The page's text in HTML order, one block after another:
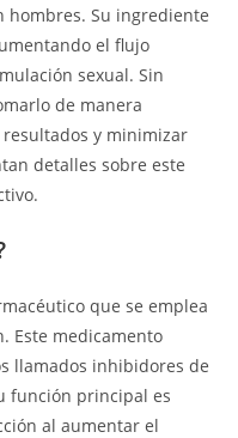
Su ingrediente
el flujo
sexual. Sin
de manera
y minimizar
detalles sobre este
que se emplea
Este medicamento
llamados inhibidores de
función principal es
al aumentar el